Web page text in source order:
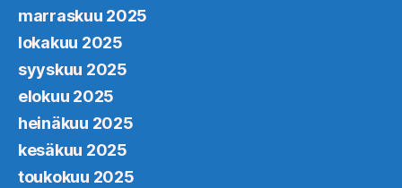
marraskuu 2025
lokakuu 2025
syyskuu 2025
elokuu 2025
heinäkuu 2025
kesäkuu 2025
toukokuu 2025